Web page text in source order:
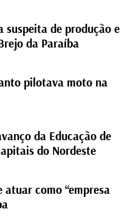
suspeita de produção e
da Paraíba
pilotava moto na
da Educação de
do Nordeste
atuar como “empresa